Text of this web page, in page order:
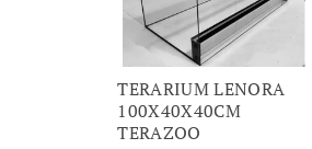
TERARIUM LENORA
100X40X40CM
TERAZOO